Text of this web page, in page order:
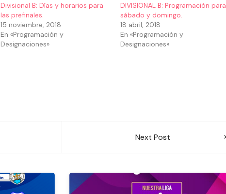
Divisional B: Días y horarios para
las prefinales.
15 noviembre, 2018
En «Programación y
Designaciones»
DIVISIONAL B: Programación para
sábado y domingo.
18 abril, 2018
En «Programación y
Designaciones»
Next Post